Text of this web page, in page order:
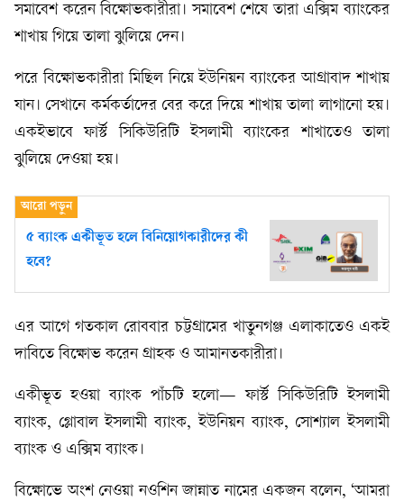
সমাবেশ করেন বিক্ষোভকারীরা। সমাবেশ শেষে তারা এক্সিম ব্যাংকের
শাখায় গিয়ে তালা ঝুলিয়ে দেন।
পরে বিক্ষোভকারীরা মিছিল নিয়ে ইউনিয়ন ব্যাংকের আগ্রাবাদ শাখায়
যান। সেখানে কর্মকর্তাদের বের করে দিয়ে শাখায় তালা লাগানো হয়।
একইভাবে ফার্স্ট সিকিউরিটি ইসলামী ব্যাংকের শাখাতেও তালা
ঝুলিয়ে দেওয়া হয়।
৫ ব্যাংক একীভূত হলে বিনিয়োগকারীদের কী
হবে?
এর আগে গতকাল রোববার চট্টগ্রামের খাতুনগঞ্জ এলাকাতেও একই
দাবিতে বিক্ষোভ করেন গ্রাহক ও আমানতকারীরা।
একীভূত হওয়া ব্যাংক পাঁচটি হলো— ফার্স্ট সিকিউরিটি ইসলামী
ব্যাংক, গ্লোবাল ইসলামী ব্যাংক, ইউনিয়ন ব্যাংক, সোশ্যাল ইসলামী
ব্যাংক ও এক্সিম ব্যাংক।
বিক্ষোভে অংশ নেওয়া নওশিন জান্নাত নামের একজন বলেন, ‘আমরা